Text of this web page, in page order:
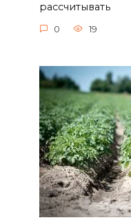
рассчитывать
0 19